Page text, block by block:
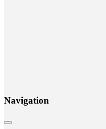
Navi­ga­ti­on